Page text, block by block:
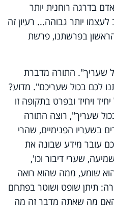
בדרגה רוחנית יותר
יותר גבוהה... רעיון זה
בפרשתנו, פרשת
שעריך". התורה מדברת
לכם בכול שעריכם". מדוע?
ויחיד ובפרט בתקופה זו
שעריך", רוצה התורה
בשעריו הפנימיים, שהרי
עובר מידע שבונה את
שערי דיבור וכו',
שומע, ממה שהוא רואה
תיתן שופט ושוטר בפתחם
האם מה שאתה מדבר זה מה